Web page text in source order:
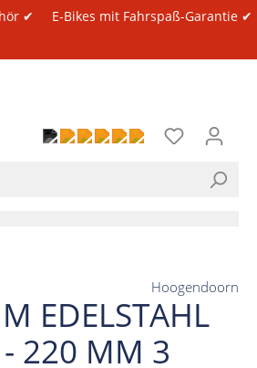
✔
E-Bikes mit Fahrspaß-Garantie ✔
EDELSTAHL
220 MM 3
Hoogendoorn